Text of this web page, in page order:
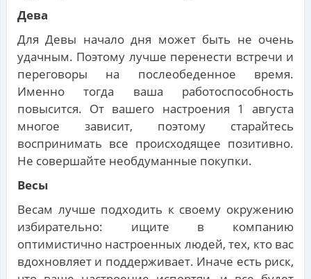
Дева
Для Девы начало дня может быть не очень
удачным. Поэтому лучше перенести встречи и
переговоры на послеобеденное время.
Именно тогда ваша работоспособность
повысится. От вашего настроения 1 августа
многое зависит, поэтому старайтесь
воспринимать все происходящее позитивно.
Не совершайте необдуманные покупки.
Весы
Весам лучше подходить к своему окружению
избирательно: ищите в компанию
оптимистично настроенных людей, тех, кто вас
вдохновляет и поддерживает. Иначе есть риск,